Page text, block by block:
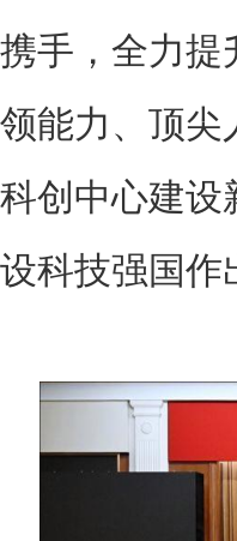
携手，全力提
领能力、顶尖
科创中心建设
设科技强国作